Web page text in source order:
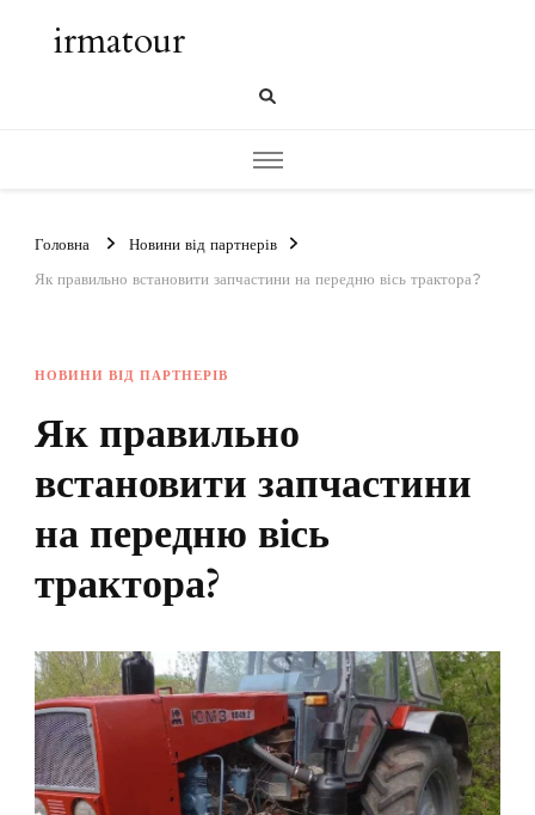
irmatour
Головна
Новини від партнерів
Як правильно встановити запчастини на передню вісь трактора?
НОВИНИ ВІД ПАРТНЕРІВ
Як правильно
встановити запчастини
на передню вісь
трактора?